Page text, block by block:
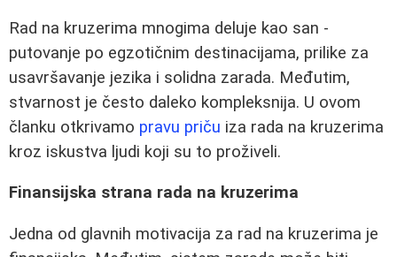
Rad na kruzerima mnogima deluje kao san -
putovanje po egzotičnim destinacijama, prilike za
usavršavanje jezika i solidna zarada. Međutim,
stvarnost je često daleko kompleksnija. U ovom
članku otkrivamo pravu priču iza rada na kruzerima
kroz iskustva ljudi koji su to proživeli.
Finansijska strana rada na kruzerima
Jedna od glavnih motivacija za rad na kruzerima je